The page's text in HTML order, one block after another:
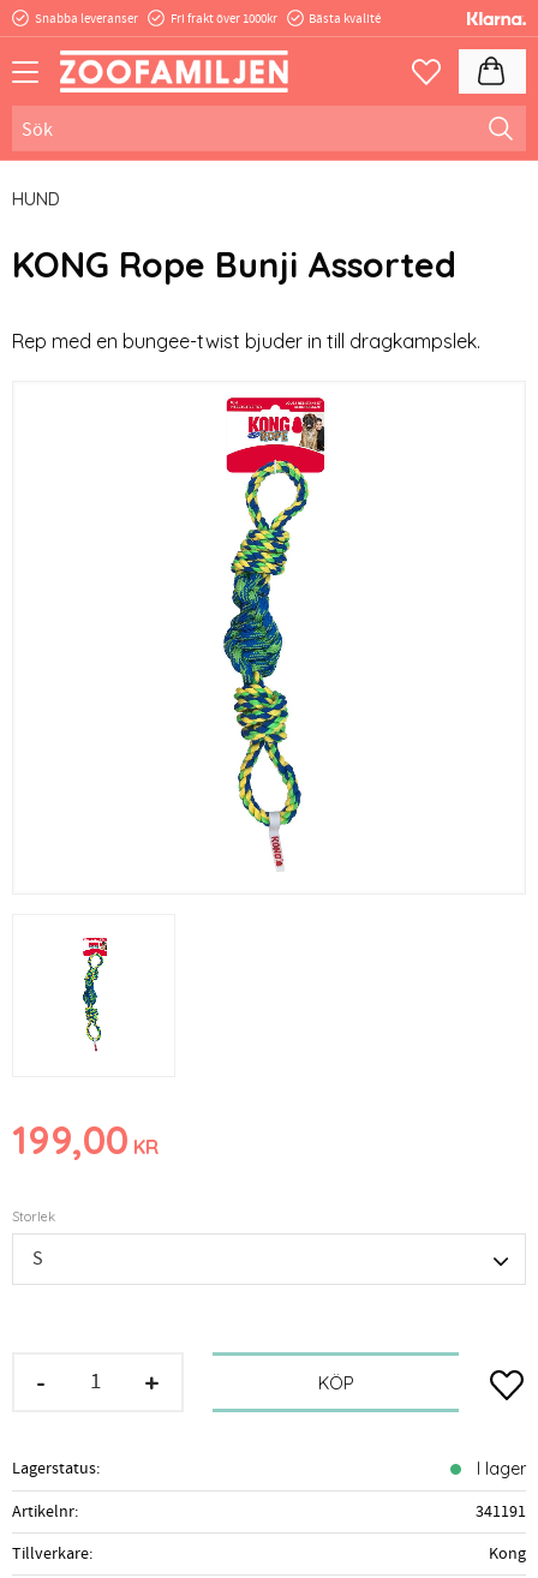
Snabba leveranser Fri frakt över 1000kr Bästa kvalité
Favoriter
HUND
KONG Rope Bunji Assorted
​Rep med en bungee-twist bjuder in till dragkampslek.
199,00 KR
Storlek
+
- KÖP
Lagerstatus I lager
Artikelnr
341191
Tillverkare
Kong